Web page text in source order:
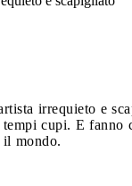
irrequieto e
cupi. E fanno
mondo.